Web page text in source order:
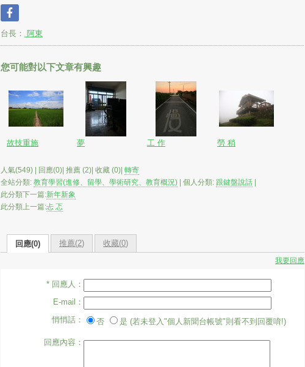
台長： 阿東
您可能對以下文章有興趣
故技重施 夢 工 作 勞 稍
人氣(549) | 回應(0)| 推薦 (2)| 收藏 (0)| 轉寄
全站分類: 教育學習(進修、留學、學術研究、教育概況) | 個人分類: 跟鍵盤說話
此分類下一篇:新年新象
此分類上一篇:忐 忑
回應(0) 推薦(2) 收藏(0)
我要回應
* 回應人：
E-mail：
悄悄話：
否 是 (若未登入"個人新聞台帳號"則看不到回覆唷!)
回應內容：